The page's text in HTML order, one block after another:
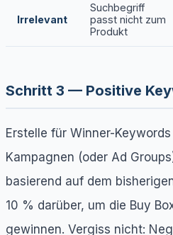
Irrelevant
Suchbegriff
passt nicht zum
Produkt
Schritt 3 — Positive
Erstelle für Winner-
Kampagnen (oder Ad
basierend auf dem
10 % darüber, um die Buy
gewinnen. Vergiss nicht: